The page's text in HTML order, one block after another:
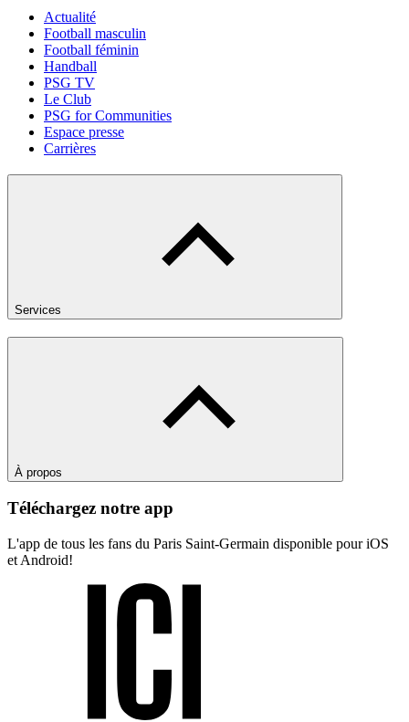
Actualité
Football masculin
Football féminin
Handball
PSG TV
Le Club
PSG for Communities
Espace presse
Carrières
Services
À propos
Téléchargez notre app
L'app de tous les fans du Paris Saint-Germain disponible pour iOS
et Android!